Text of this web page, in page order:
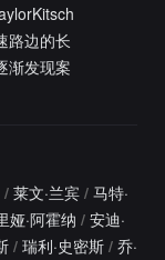
路边的长
渐发现案
/ 莱文·兰宾 / 马特·
娅·阿霍纳 / 安迪·
/ 瑞利·史密斯 / 乔·